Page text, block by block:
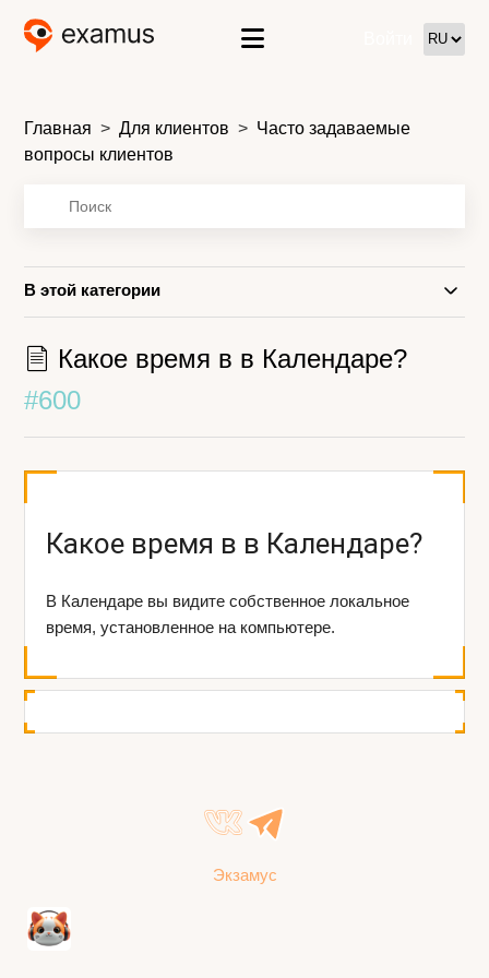
Главная Для клиентов
Часто задаваемые
вопросы клиентов
В этой категории
Какое время в в Календаре?
#600
Какое время в в Календаре?
В Календаре вы видите собственное локальное
время, установленное на компьютере.
Экзамус